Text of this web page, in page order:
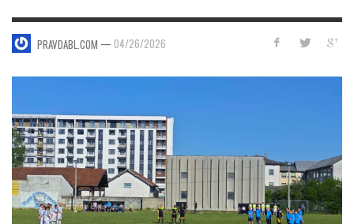
PRAVDABL.COM — 04/26/2026